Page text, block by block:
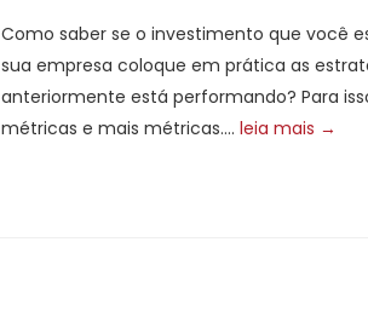
Como saber se o investimento que você
sua empresa coloque em prática as
anteriormente está performando? Para
métricas e mais métricas.... leia mais →